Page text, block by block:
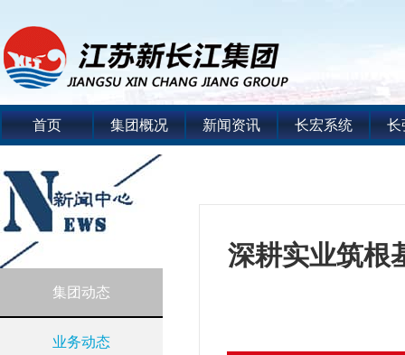
首页 集团概况 新闻资讯 长宏系统 长
集团动态
业务动态
深耕实业筑根